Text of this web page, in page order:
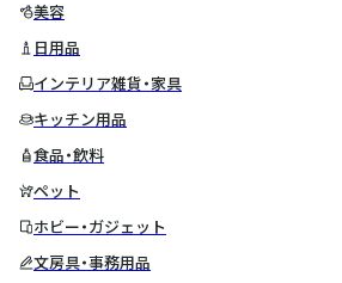
美容
日用品
インテリア雑貨・家具
キッチン用品
食品・飲料
ペット
ホビー・ガジェット
文房具・事務用品